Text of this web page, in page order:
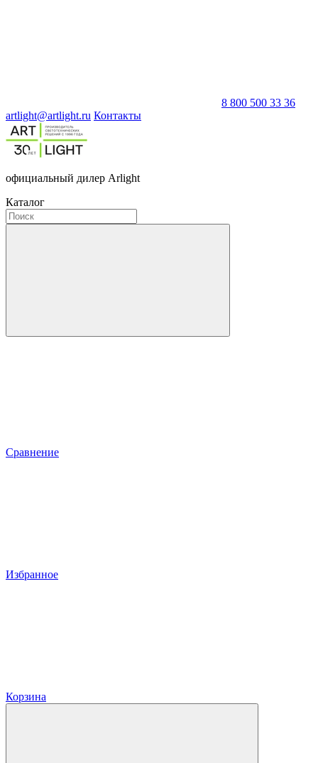
8 800 500 33 36
artlight@artlight.ru Контакты
официальный дилер Arlight
Каталог
Сравнение
Избранное
Корзина